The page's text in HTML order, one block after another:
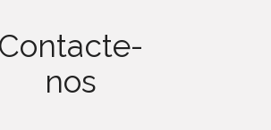
Contacte-
nos